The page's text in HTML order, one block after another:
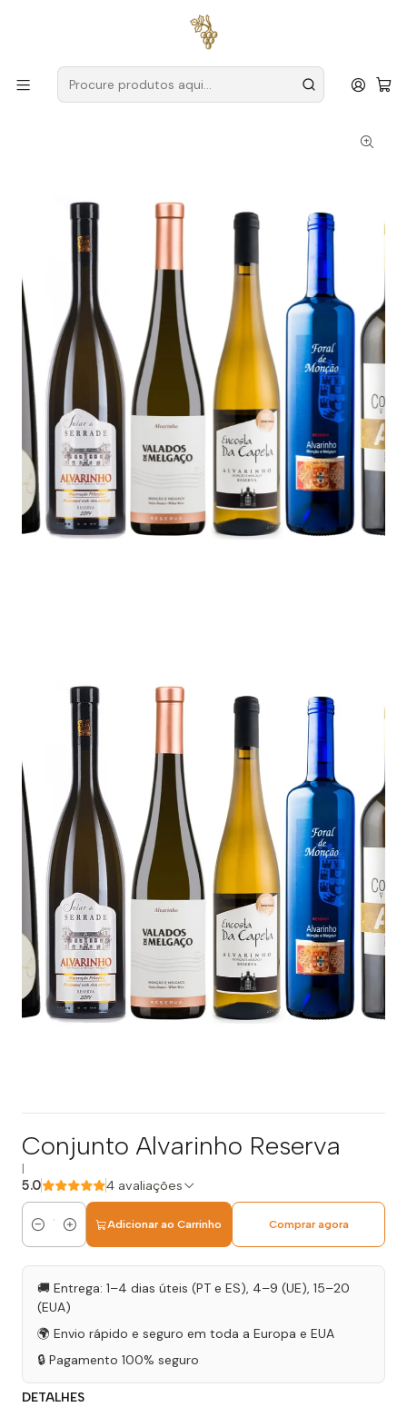
para encomendas a partir de
Conjuntos Exclusivos Conjunto Alvarinho Reserva
Conjunto Alvarinho Reserva
5.0 4 avaliações
Quantidade
Adicionar ao Carrinho Comprar agora
🚚 Entrega: 1–4 dias úteis (PT e ES), 4–9 (UE), 15–20
(EUA)
🌍 Envio rápido e seguro em toda a Europa e EUA
🔒 Pagamento 100% seguro
DETALHES